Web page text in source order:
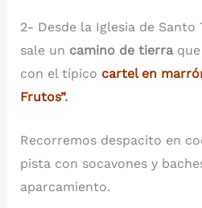
2- Desde la Iglesia de Santo
sale un camino de tierraque
con el típico cartel en
Frutos”.
Recorremos despacito en
pista con socavones y
aparcamiento.